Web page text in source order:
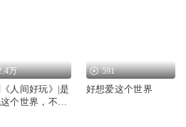
万
人间好玩》|是
个世界，不是
591
好想爱这个世界